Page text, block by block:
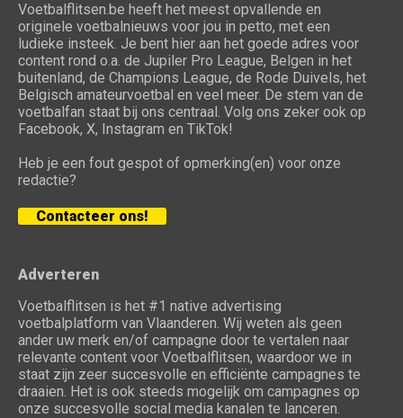
Voetbalflitsen.be heeft het meest opvallende en
originele voetbalnieuws voor jou in petto, met een
ludieke insteek. Je bent hier aan het goede adres voor
content rond o.a. de Jupiler Pro League, Belgen in het
buitenland, de Champions League, de Rode Duivels, het
Belgisch amateurvoetbal en veel meer. De stem van de
voetbalfan staat bij ons centraal. Volg ons zeker ook op
Facebook, X, Instagram en TikTok!
Heb je een fout gespot of opmerking(en) voor onze
redactie?
Contacteer ons!
Adverteren
Voetbalflitsen is het #1 native advertising
voetbalplatform van Vlaanderen. Wij weten als geen
ander uw merk en/of campagne door te vertalen naar
relevante content voor Voetbalflitsen, waardoor we in
staat zijn zeer succesvolle en efficiënte campagnes te
draaien. Het is ook steeds mogelijk om campagnes op
onze succesvolle social media kanalen te lanceren.